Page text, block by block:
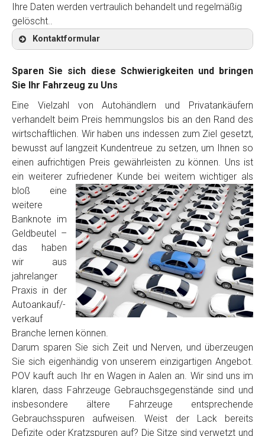
Ihre Daten werden vertraulich behandelt und regelmäßig
gelöscht..
Kontaktformular
Kontaktformular
Marke*
Model*
Baujahr
Getriebe
Bekannte Schäden
Preisvorstellung
Name*
Sparen Sie sich diese Schwierigkeiten und bringen
Sie Ihr Fahrzeug zu Uns
Eine Vielzahl von Autohändlern und Privatankäufern
verhandelt beim Preis hemmungslos bis an den Rand des
wirtschaftlichen. Wir haben uns indessen zum Ziel gesetzt,
bewusst auf langzeit Kundentreue zu setzen, um Ihnen so
einen aufrichtigen Preis gewährleisten zu können. Uns ist
ein weiterer zufriedener Kunde bei weitem wichtiger als
bloß eine
weitere
Banknote im
Geldbeutel –
das haben
wir aus
jahrelanger
Praxis in der
Autoankauf/-
verkauf
Branche lernen können.
Darum sparen Sie sich Zeit und Nerven, und überzeugen
Sie sich eigenhändig von unserem einzigartigen Angebot.
POV kauft auch Ihr en Wagen in Aalen an. Wir sind uns im
klaren, dass Fahrzeuge Gebrauchsgegenstände sind und
insbesondere ältere Fahrzeuge entsprechende
Gebrauchsspuren aufweisen. Weist der Lack bereits
Defizite oder Kratzspuren auf? Die Sitze sind verwetzt und